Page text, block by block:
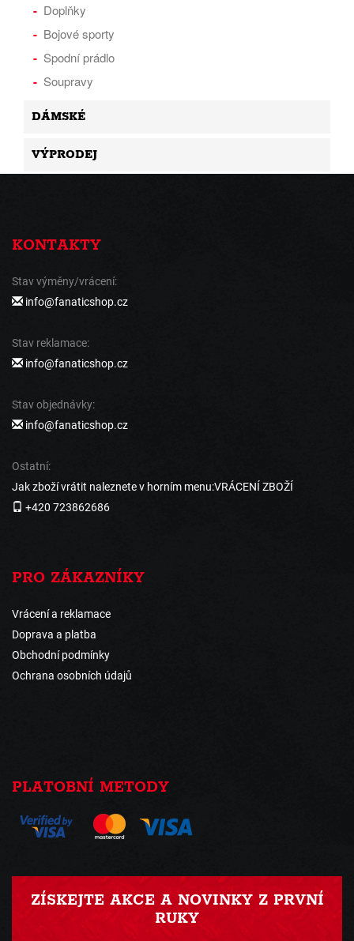
Doplňky
Bojové sporty
Spodní prádlo
Soupravy
DÁMSKÉ
VÝPRODEJ
KONTAKTY
Stav výměny/vrácení:
info@fanaticshop.cz
Stav reklamace:
info@fanaticshop.cz
Stav objednávky:
info@fanaticshop.cz
Ostatní:
Jak zboží vrátit naleznete v horním menu:VRÁCENÍ ZBOŽÍ
+420 723862686
PRO ZÁKAZNÍKY
Vrácení a reklamace
Doprava a platba
Obchodní podmínky
Ochrana osobních údajů
PLATOBNÍ METODY
ZÍSKEJTE AKCE A NOVINKY Z PRVNÍ
RUKY